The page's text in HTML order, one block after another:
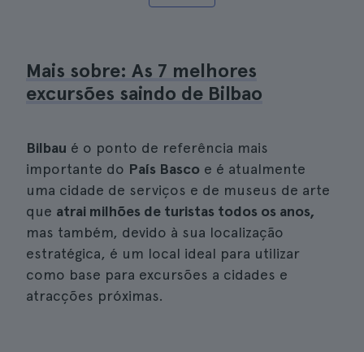
Mais sobre: As 7 melhores
excursões saindo de Bilbao
Bilbau é o ponto de referência mais
importante do País Basco e é atualmente
uma cidade de serviços e de museus de arte
que atrai milhões de turistas todos os anos,
mas também, devido à sua localização
estratégica, é um local ideal para utilizar
como base para excursões a cidades e
atracções próximas.